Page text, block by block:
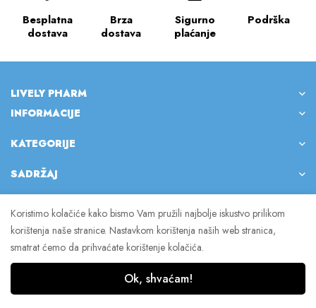
Besplatna
dostava
Brza
dostava
Sigurno
plaćanje
Podrška
LIVELY PHARM
INFORMACIJE
KATEGORIJE
SADRŽAJ
© 2023 Lively Pharm. Sva prava pridržana.
Koristimo kolačiće kako bismo Vam pružili najbolje iskustvo prilikom
korištenja naše stranice. Nastavkom korištenja naših web stranica,
smatrat ćemo da prihvaćate korištenje kolačića.
Ok, shvaćam!